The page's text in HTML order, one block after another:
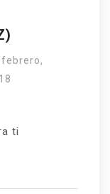
febrero,
ti